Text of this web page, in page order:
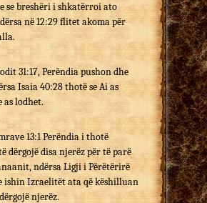
se breshëri i shkatërroi ato
në 12:29 flitet akoma për
31:17, Perëndia pushon dhe
Isaia 40:28 thotë se Ai as
as lodhet.
13:1 Perëndia i thotë
dërgojë disa njerëz për të parë
ndërsa Ligji i Përëtërirë
ishin Izraelitët ata që këshilluan
njerëz.